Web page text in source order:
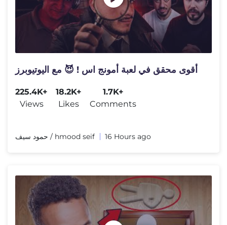
أقوى محقق في لعبة أمونج اس ! 😈 مع اليوتيوبرز
225.4K+
Views
18.2K+
Likes
1.7K+
Comments
حمود سيف / hmood seif 16 Hours ago